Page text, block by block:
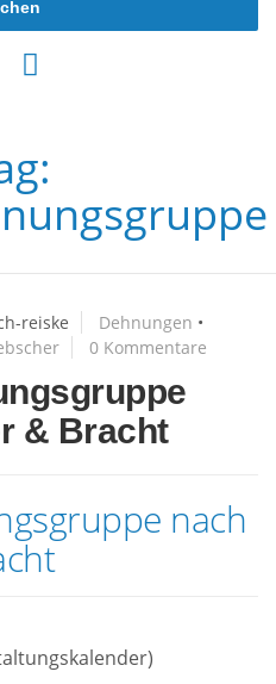
reiske Dehnungen •
0 Kommentare
& Bracht
nach